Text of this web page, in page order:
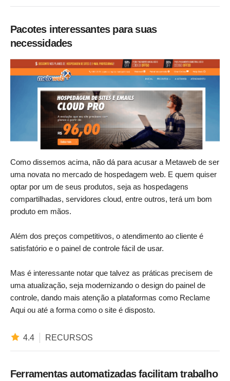
Pacotes interessantes para suas
necessidades
Como dissemos acima, não dá para acusar a Metaweb de ser
uma novata no mercado de hospedagem web. E quem quiser
optar por um de seus produtos, seja as hospedagens
compartilhadas, servidores cloud, entre outros, terá um bom
produto em mãos.
Além dos preços competitivos, o atendimento ao cliente é
satisfatório e o painel de controle fácil de usar.
Mas é interessante notar que talvez as práticas precisem de
uma atualização, seja modernizando o design do painel de
controle, dando mais atenção a plataformas como Reclame
Aqui ou até a forma como o site é disposto.
4.4 RECURSOS
Ferramentas automatizadas facilitam trabalho